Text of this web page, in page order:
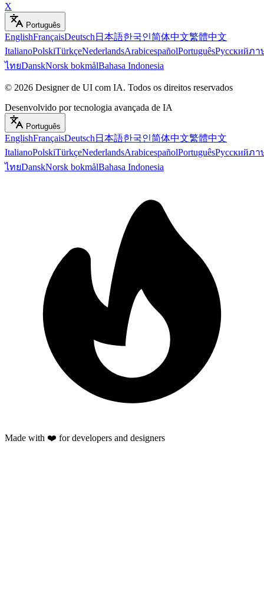
X
Português
EnglishFrançaisDeutsch 日本語한국인简体中文繁體中文
ItalianoPolskiTürkçeNederlandsArabicespañolPortuguêsРусскийภา
ไทยDanskNorsk bokmålBahasa Indonesia
© 2026 Designer de UI com IA. Todos os direitos reservados
Desenvolvido por tecnologia avançada de IA
Português
EnglishFrançaisDeutsch 日本語한국인简体中文繁體中文
ItalianoPolskiTürkçeNederlandsArabicespañolPortuguêsРусскийภา
ไทยDanskNorsk bokmålBahasa Indonesia
Made with ❤️ for developers and designers